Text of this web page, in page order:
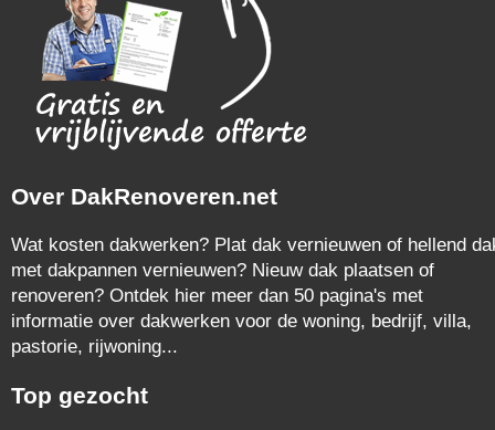
Over DakRenoveren.net
Wat kosten dakwerken? Plat dak vernieuwen of hellend
met dakpannen vernieuwen? Nieuw dak plaatsen of
renoveren? Ontdek hier meer dan 50 pagina's met
informatie over dakwerken voor de woning, bedrijf, villa,
pastorie, rijwoning...
Top gezocht